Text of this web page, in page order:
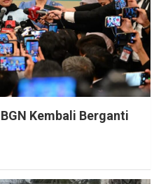
Kembali Berganti